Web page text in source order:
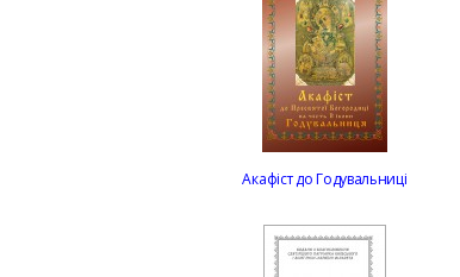
Акафіст до Годувальниці